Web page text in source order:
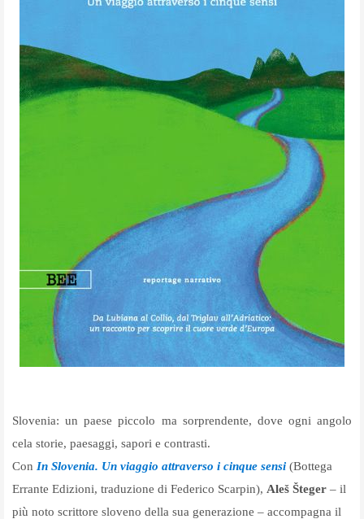
Slovenia: un paese piccolo ma sorprendente, dove ogni angolo
cela storie, paesaggi, sapori e contrasti.
Con In Slovenia. Un viaggio attraverso i cinque sensi (Bottega
Errante Edizioni, traduzione di Federico Scarpin), Aleš Šteger – il
più noto scrittore sloveno della sua generazione – accompagna il